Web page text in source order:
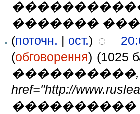
������� ���
(поточн. | ост.)
(обговорення) (1025
����������,
href="http://
����������